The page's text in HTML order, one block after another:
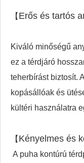
【 Erős és tartós
Kiváló minőségű
ez a térdjáró
teherbírást biztosít.
kopásállóak és
kültéri használatra
【 Kényelmes és
A puha kontúrú